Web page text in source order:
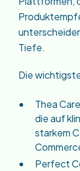
Tiefe.
Die
Thea
die auf
starkem
Perfect